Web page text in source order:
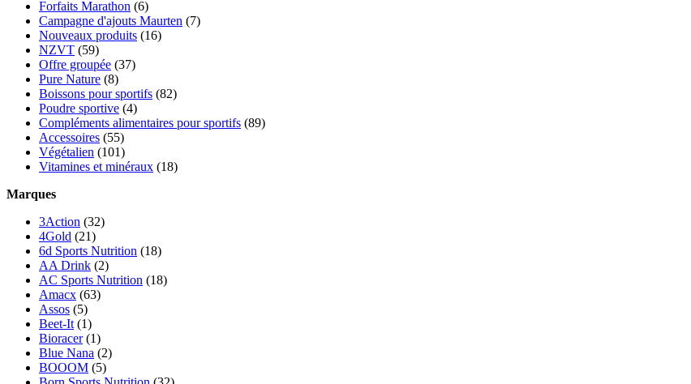
Forfaits Marathon (6)
Campagne d'ajouts Maurten (7)
Nouveaux produits (16)
NZVT (59)
Offre groupée (37)
Pure Nature (8)
Boissons pour sportifs (82)
Poudre sportive (4)
Compléments alimentaires pour sportifs (89)
Accessoires (55)
Végétalien (101)
Vitamines et minéraux (18)
Marques
3Action (32)
4Gold (21)
6d Sports Nutrition (18)
AA Drink (2)
AC Sports Nutrition (18)
Amacx (63)
Assos (5)
Beet-It (1)
Bioracer (1)
Blue Nana (2)
BOOOM (5)